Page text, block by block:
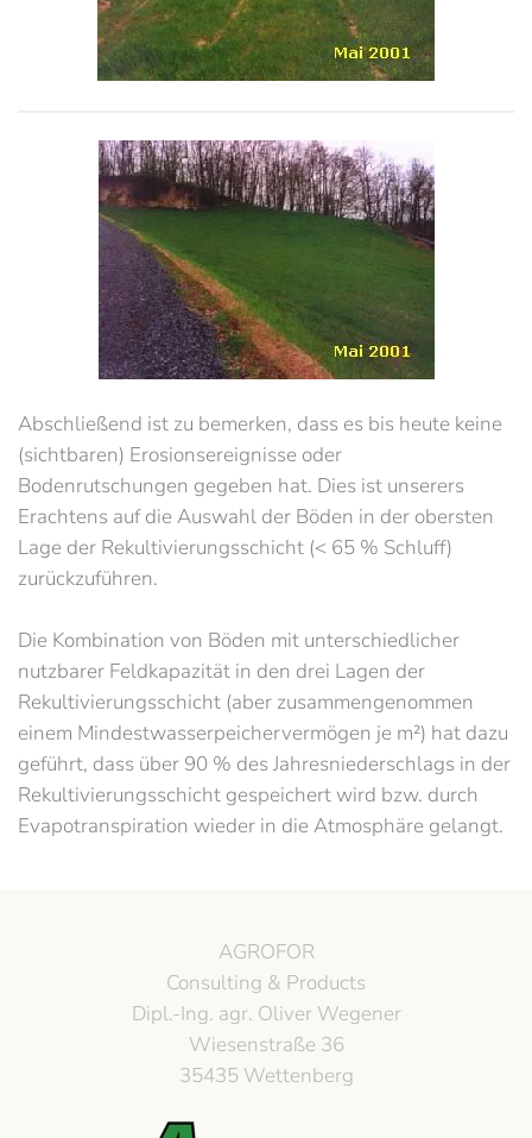
Abschließend ist zu bemerken, dass es bis heute keine
(sichtbaren) Erosionsereignisse oder
Bodenrutschungen gegeben hat. Dies ist unserers
Erachtens auf die Auswahl der Böden in der obersten
Lage der Rekultivierungsschicht (< 65 % Schluff)
zurückzuführen.
Die Kombination von Böden mit unterschiedlicher
nutzbarer Feldkapazität in den drei Lagen der
Rekultivierungsschicht (aber zusammengenommen
einem Mindestwasserpeichervermögen je m²) hat dazu
geführt, dass über 90 % des Jahresniederschlags in der
Rekultivierungsschicht gespeichert wird bzw. durch
Evapotranspiration wieder in die Atmosphäre gelangt.
AGROFOR
Consulting & Products
Dipl.-Ing. agr. Oliver Wegener
Wiesenstraße 36
35435 Wettenberg